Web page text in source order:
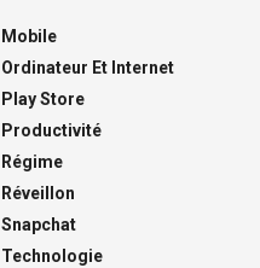
Mobile
Ordinateur Et Internet
Play Store
Productivité
Régime
Réveillon
Snapchat
Technologie